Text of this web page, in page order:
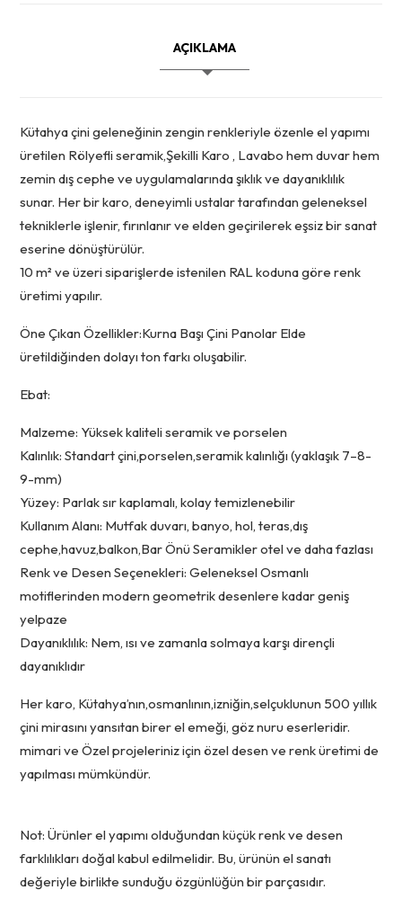
AÇIKLAMA
Kütahya çini geleneğinin zengin renkleriyle özenle el yapımı
üretilen Rölyefli seramik,Şekilli Karo , Lavabo hem duvar hem
zemin dış cephe ve uygulamalarında şıklık ve dayanıklılık
sunar. Her bir karo, deneyimli ustalar tarafından geleneksel
tekniklerle işlenir, fırınlanır ve elden geçirilerek eşsiz bir sanat
eserine dönüştürülür.
10 m² ve üzeri siparişlerde istenilen RAL koduna göre renk
üretimi yapılır.
Öne Çıkan Özellikler:Kurna Başı Çini Panolar Elde
üretildiğinden dolayı ton farkı oluşabilir.
Ebat:
Malzeme: Yüksek kaliteli seramik ve porselen
Kalınlık: Standart çini,porselen,seramik kalınlığı (yaklaşık 7–8-
9-mm)
Yüzey: Parlak sır kaplamalı, kolay temizlenebilir
Kullanım Alanı: Mutfak duvarı, banyo, hol, teras,dış
cephe,havuz,balkon,Bar Önü Seramikler otel ve daha fazlası
Renk ve Desen Seçenekleri: Geleneksel Osmanlı
motiflerinden modern geometrik desenlere kadar geniş
yelpaze
Dayanıklılık: Nem, ısı ve zamanla solmaya karşı dirençli
dayanıklıdır
Her karo, Kütahya’nın,osmanlının,izniğin,selçuklunun 500 yıllık
çini mirasını yansıtan birer el emeği, göz nuru eserleridir.
mimari ve Özel projeleriniz için özel desen ve renk üretimi de
yapılması mümkündür.
Not: Ürünler el yapımı olduğundan küçük renk ve desen
farklılıkları doğal kabul edilmelidir. Bu, ürünün el sanatı
değeriyle birlikte sunduğu özgünlüğün bir parçasıdır.